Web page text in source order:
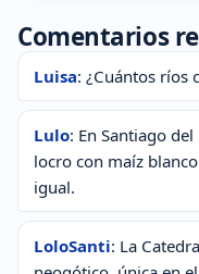
Comentarios
Luisa: ¿Cuántos ríos
Lulo: En Santiago
locro con maíz
igual.
LoloSanti: La